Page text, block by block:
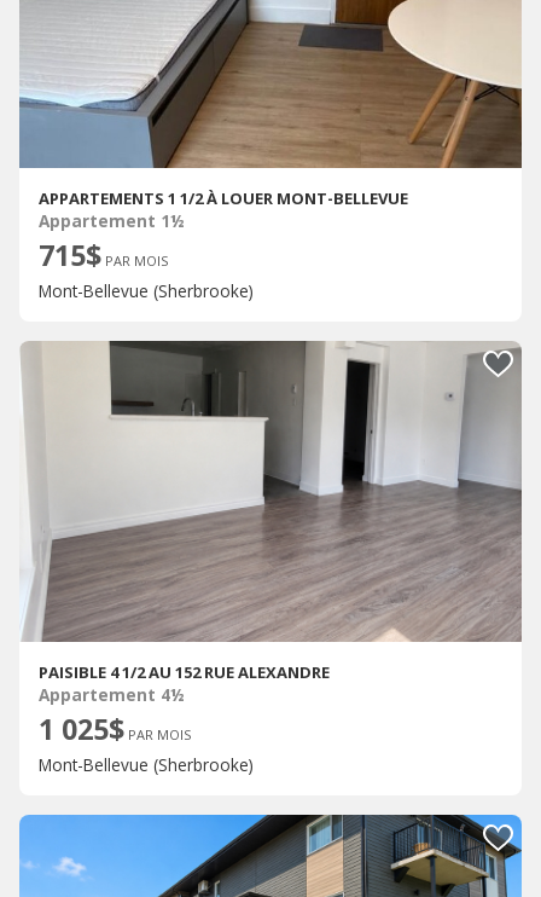
APPARTEMENTS 1 1/2 À LOUER MONT-BELLEVUE
Appartement 1½
715$ PAR MOIS
Mont-Bellevue (Sherbrooke)
PAISIBLE 4 1/2 AU 152 RUE ALEXANDRE
Appartement 4½
1 025$ PAR MOIS
Mont-Bellevue (Sherbrooke)